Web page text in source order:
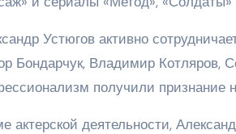
Устюгов активно
Бондарчук, Владимир Котляров,
получили признание
актерской деятельности,